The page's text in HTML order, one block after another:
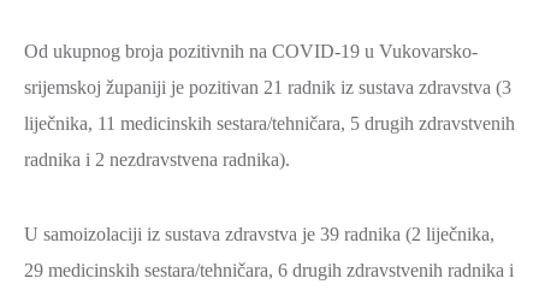
Od ukupnog broja pozitivnih na COVID-19 u Vukovarsko-
srijemskoj županiji je pozitivan 21 radnik iz sustava zdravstva (3
liječnika, 11 medicinskih sestara/tehničara, 5 drugih zdravstvenih
radnika i 2 nezdravstvena radnika).
U samoizolaciji iz sustava zdravstva je 39 radnika (2 liječnika,
29 medicinskih sestara/tehničara, 6 drugih zdravstvenih radnika i